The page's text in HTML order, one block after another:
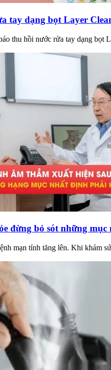
tay dạng bọt Layer
thu hồi nước rửa tay dạng bọt
đừng bỏ sót những mục
mạn tính tăng lên. Khi khám